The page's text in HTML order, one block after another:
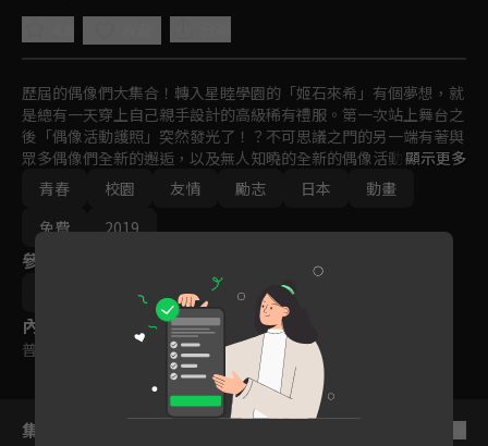
歷屆的偶像們大集合！轉入星睦學園的「姬石來希」有個夢想，就
是總有一天穿上自己親手設計的高級稀有禮服。第一次站上舞台之
後「偶像活動護照」突然發光了！？不可思議之門的另一端有著與
眾多偶像們全新的邂逅，以及無人知曉的全新的偶像活動在等待
著！這是熱衷於偶像活動的女孩們努力與奇蹟的成長故事！大家一
起歌唱，跳舞！偶像跟禮服全都集合！偶像學園on Parade要開始
囉！
顯示更多
青春
校園 友情 勵志 日本
動畫
免費
2019
參與演員
內容標籤
普遍級
集數列表